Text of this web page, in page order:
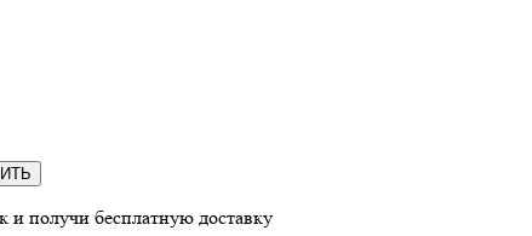
получи бесплатную доставку